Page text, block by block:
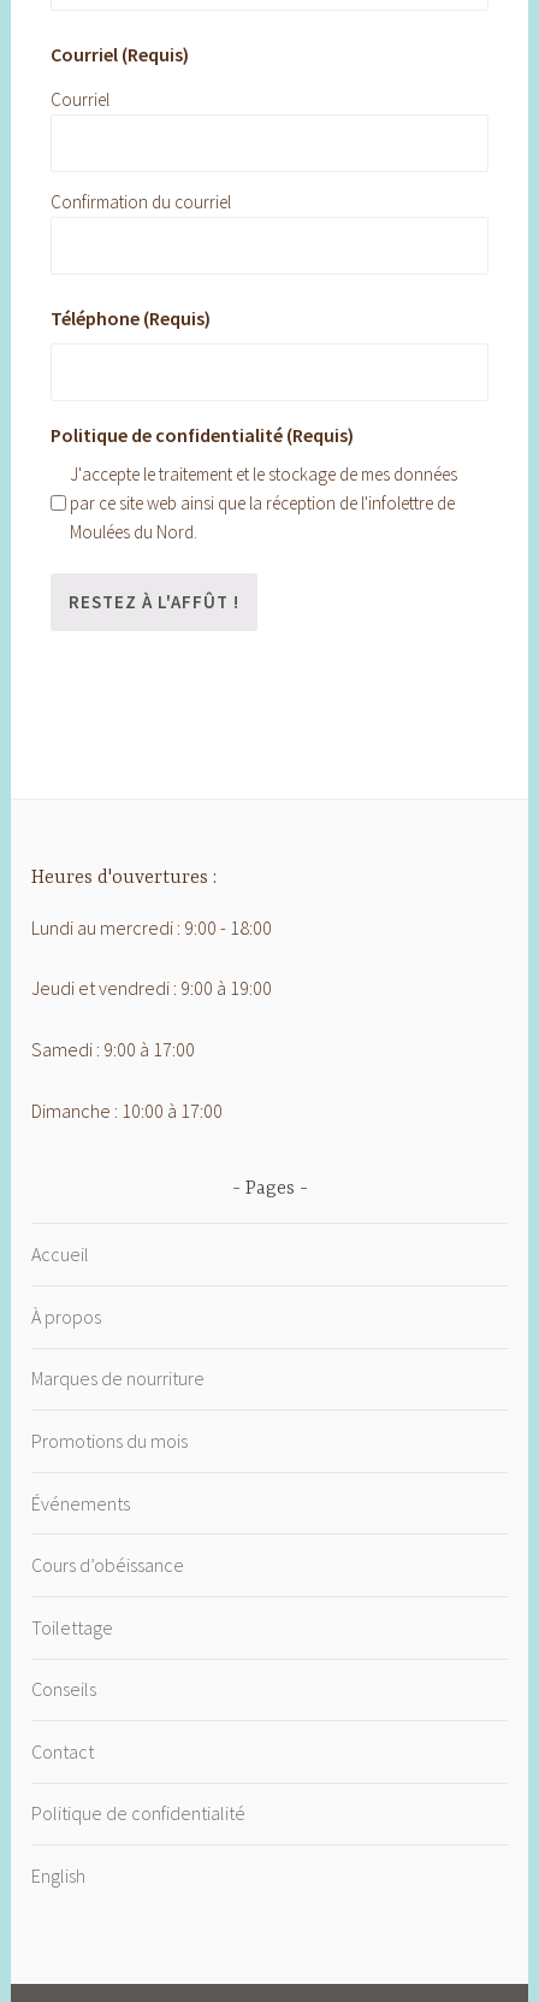
Courriel (Requis)
Courriel
Confirmation du courriel
Téléphone (Requis)
Politique de confidentialité (Requis)
J'accepte le traitement et le stockage de mes données
par ce site web ainsi que la réception de l'infolettre de
Moulées du Nord.
Heures d'ouvertures :
Lundi au mercredi : 9:00 - 18:00
Jeudi et vendredi : 9:00 à 19:00
Samedi : 9:00 à 17:00
Dimanche : 10:00 à 17:00
Pages
Accueil
À propos
Marques de nourriture
Promotions du mois
Événements
Cours d’obéissance
Toilettage
Conseils
Contact
Politique de confidentialité
English